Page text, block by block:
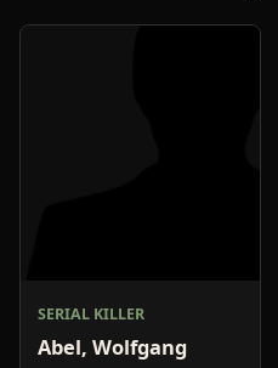
SERIAL KILLER
Abel, Wolfgang